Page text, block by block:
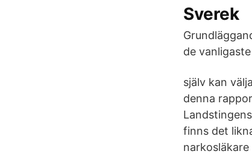
Sverek
de
själv kan
denna
finns det